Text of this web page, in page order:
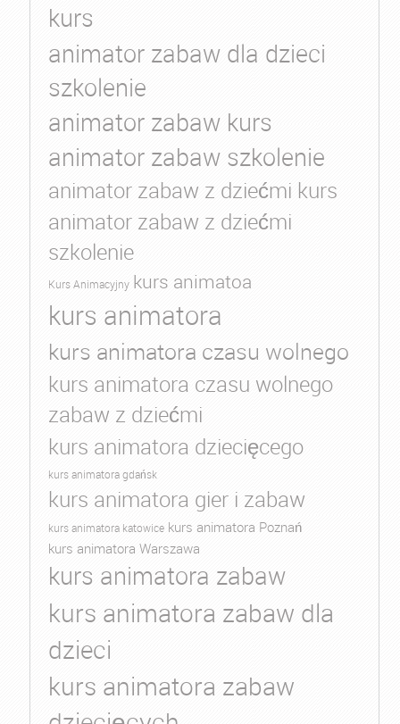
kurs
animator zabaw dla dzieci
szkolenie
animator zabaw kurs
animator zabaw szkolenie
animator zabaw z dziećmi kurs
animator zabaw z dziećmi
szkolenie
Kurs Animacyjny kurs animatoa
kurs animatora
kurs animatora czasu wolnego
kurs animatora czasu wolnego
zabaw z dziećmi
kurs animatora dziecięcego
kurs animatora gdańsk
kurs animatora gier i zabaw
kurs animatora katowice kurs animatora Poznań
kurs animatora Warszawa
kurs animatora zabaw
kurs animatora zabaw dla
dzieci
kurs animatora zabaw